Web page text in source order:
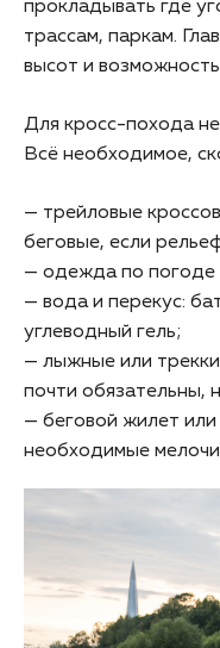
прокладывать где
трассам, паркам.
высот и
Для кросс-похода
Всё необходимое,
— трейловые
беговые, если
— одежда по погоде
— вода и перекус:
углеводный гель;
— лыжные или
почти обязательны,
— беговой жилет
необходимые